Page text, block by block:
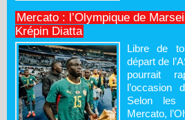
Mercato : l’Olympique de
Krépin Diatta
Libre de
départ de
pourrait
l’occasion
Selon les
Mercato,